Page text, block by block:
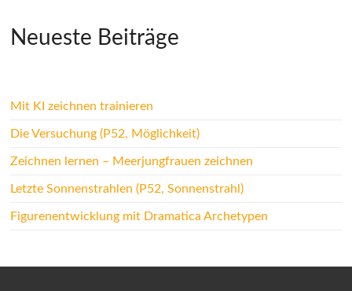
Neueste Beiträge
Mit KI zeichnen trainieren
Die Versuchung (P52, Möglichkeit)
Zeichnen lernen – Meerjungfrauen zeichnen
Letzte Sonnenstrahlen (P52, Sonnenstrahl)
Figurenentwicklung mit Dramatica Archetypen